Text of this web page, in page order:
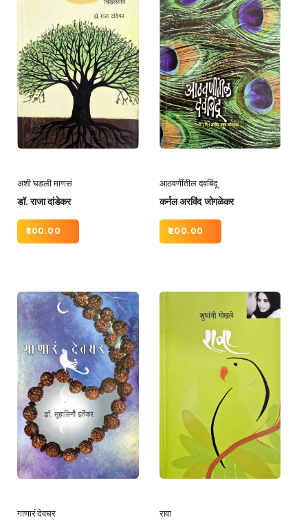
अशी घडली माणसं
डॉ. राजा दांडेकर
300.00
आठवणींतील दवबिंदू
कर्नल अरविंद जोगळेकर
200.00
गाणारं देवघर रावा